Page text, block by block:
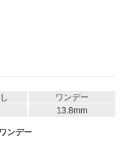
ワンデー
13.8mm
ンデー